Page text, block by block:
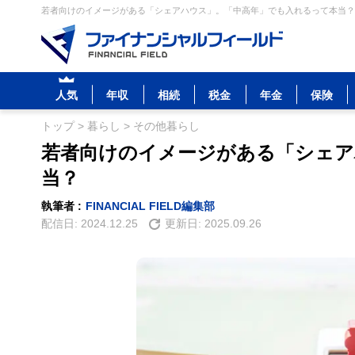
若者向けのイメージがある「シェアハウス」。「中高年」でも入れるって本当
人気 年収 相続 税金 年金 保険
トップ> 暮らし > その他暮らし
若者向けのイメージがある「シェ
当？
執筆者 : FINANCIAL FIELD編集部
配信日: 2024.12.25 更新日: 2025.09.26